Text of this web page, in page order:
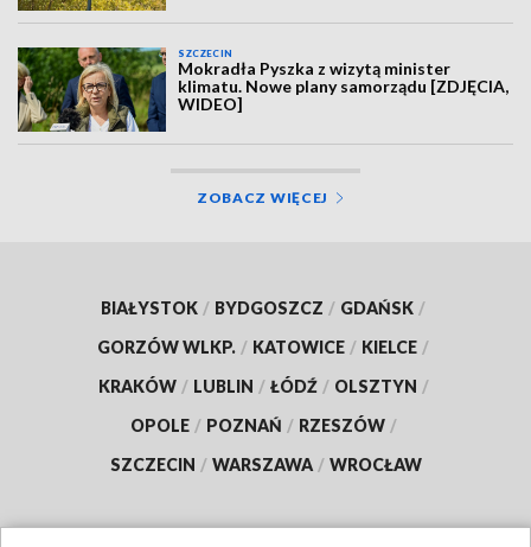
SZCZECIN
Mokradła Pyszka z wizytą minister
klimatu. Nowe plany samorządu [ZDJĘCIA,
WIDEO]
ZOBACZ WIĘCEJ
BIAŁYSTOK / BYDGOSZCZ / GDAŃSK /
GORZÓW WLKP. / KATOWICE / KIELCE /
KRAKÓW / LUBLIN / ŁÓDŹ / OLSZTYN /
OPOLE / POZNAŃ / RZESZÓW /
SZCZECIN / WARSZAWA / WROCŁAW